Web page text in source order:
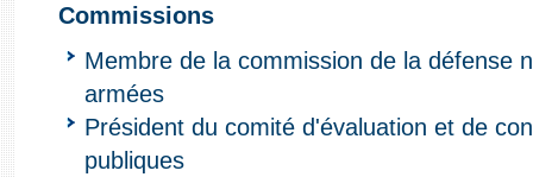
Commissions
Membre de la commission de la défense
armées
Président du comité d'évaluation et de
publiques